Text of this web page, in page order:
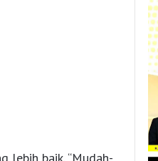
lebih baik. “Mudah-